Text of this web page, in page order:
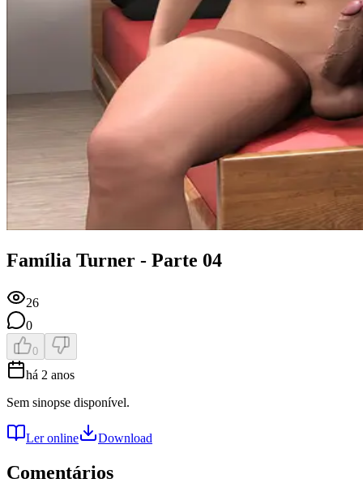
Família Turner - Parte 04
26
0
0
há 2 anos
Sem sinopse disponível.
Ler online Download
Comentários